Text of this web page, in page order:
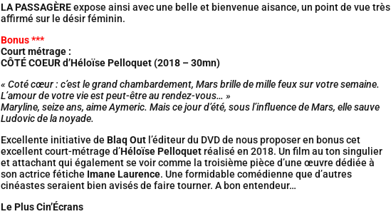
LA PASSAGÈREexpose ainsi avec une belle et bienvenue aisance, un point de vue très
affirmé sur le désir féminin.
Bonus ***
Court métrage :
CÔTÉ COEUR d’Héloïse Pelloquet (2018 – 30mn)
« Coté cœur : c’est le grand chambardement, Mars brille de mille feux sur votre semaine.
L’amour de votre vie est peut-être au rendez-vous… »
Maryline, seize ans, aime Aymeric. Mais ce jour d’été, sous l’influence de Mars, elle sauve
Ludovic de la noyade.
Excellente initiative de Blaq Outl’éditeur du DVD de nous proposer en bonus cet
excellent court-métrage d’Héloïse Pelloquetréalisé en 2018. Un film au ton singulier
et attachant qui également se voir comme la troisième pièce d’une œuvre dédiée à
son actrice fétiche Imane Laurence. Une formidable comédienne que d’autres
cinéastes seraient bien avisés de faire tourner. A bon entendeur…
Le Plus Cin’Écrans